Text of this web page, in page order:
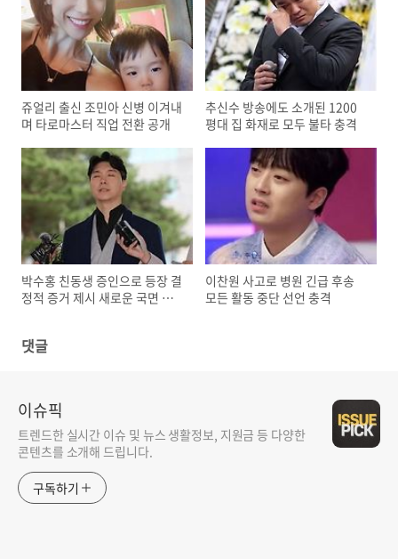
쥬얼리 출신 조민아 신병 이겨내
며 타로마스터 직업 전환 공개
추신수 방송에도 소개된 1200
평대 집 화재로 모두 불타 충격
박수홍 친동생 증인으로 등장 결
정적 증거 제시 새로운 국면 맞
이찬원 사고로 병원 긴급 후송
모든 활동 중단 선언 충격
댓글
이슈픽
트렌드한 실시간 이슈 및 뉴스 생활정보, 지원금 등 다양한
콘텐츠를 소개해 드립니다.
구독하기